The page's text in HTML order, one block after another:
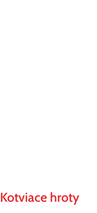
Kotviace hroty